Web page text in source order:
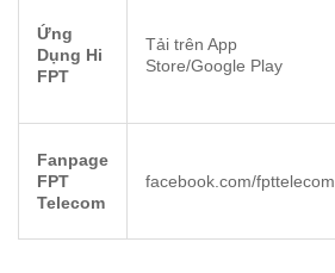
Ứng
Dụng Hi
FPT
Tải trên App
Store/Google Play
Fanpage
FPT
Telecom
facebook.com/fpttelecom